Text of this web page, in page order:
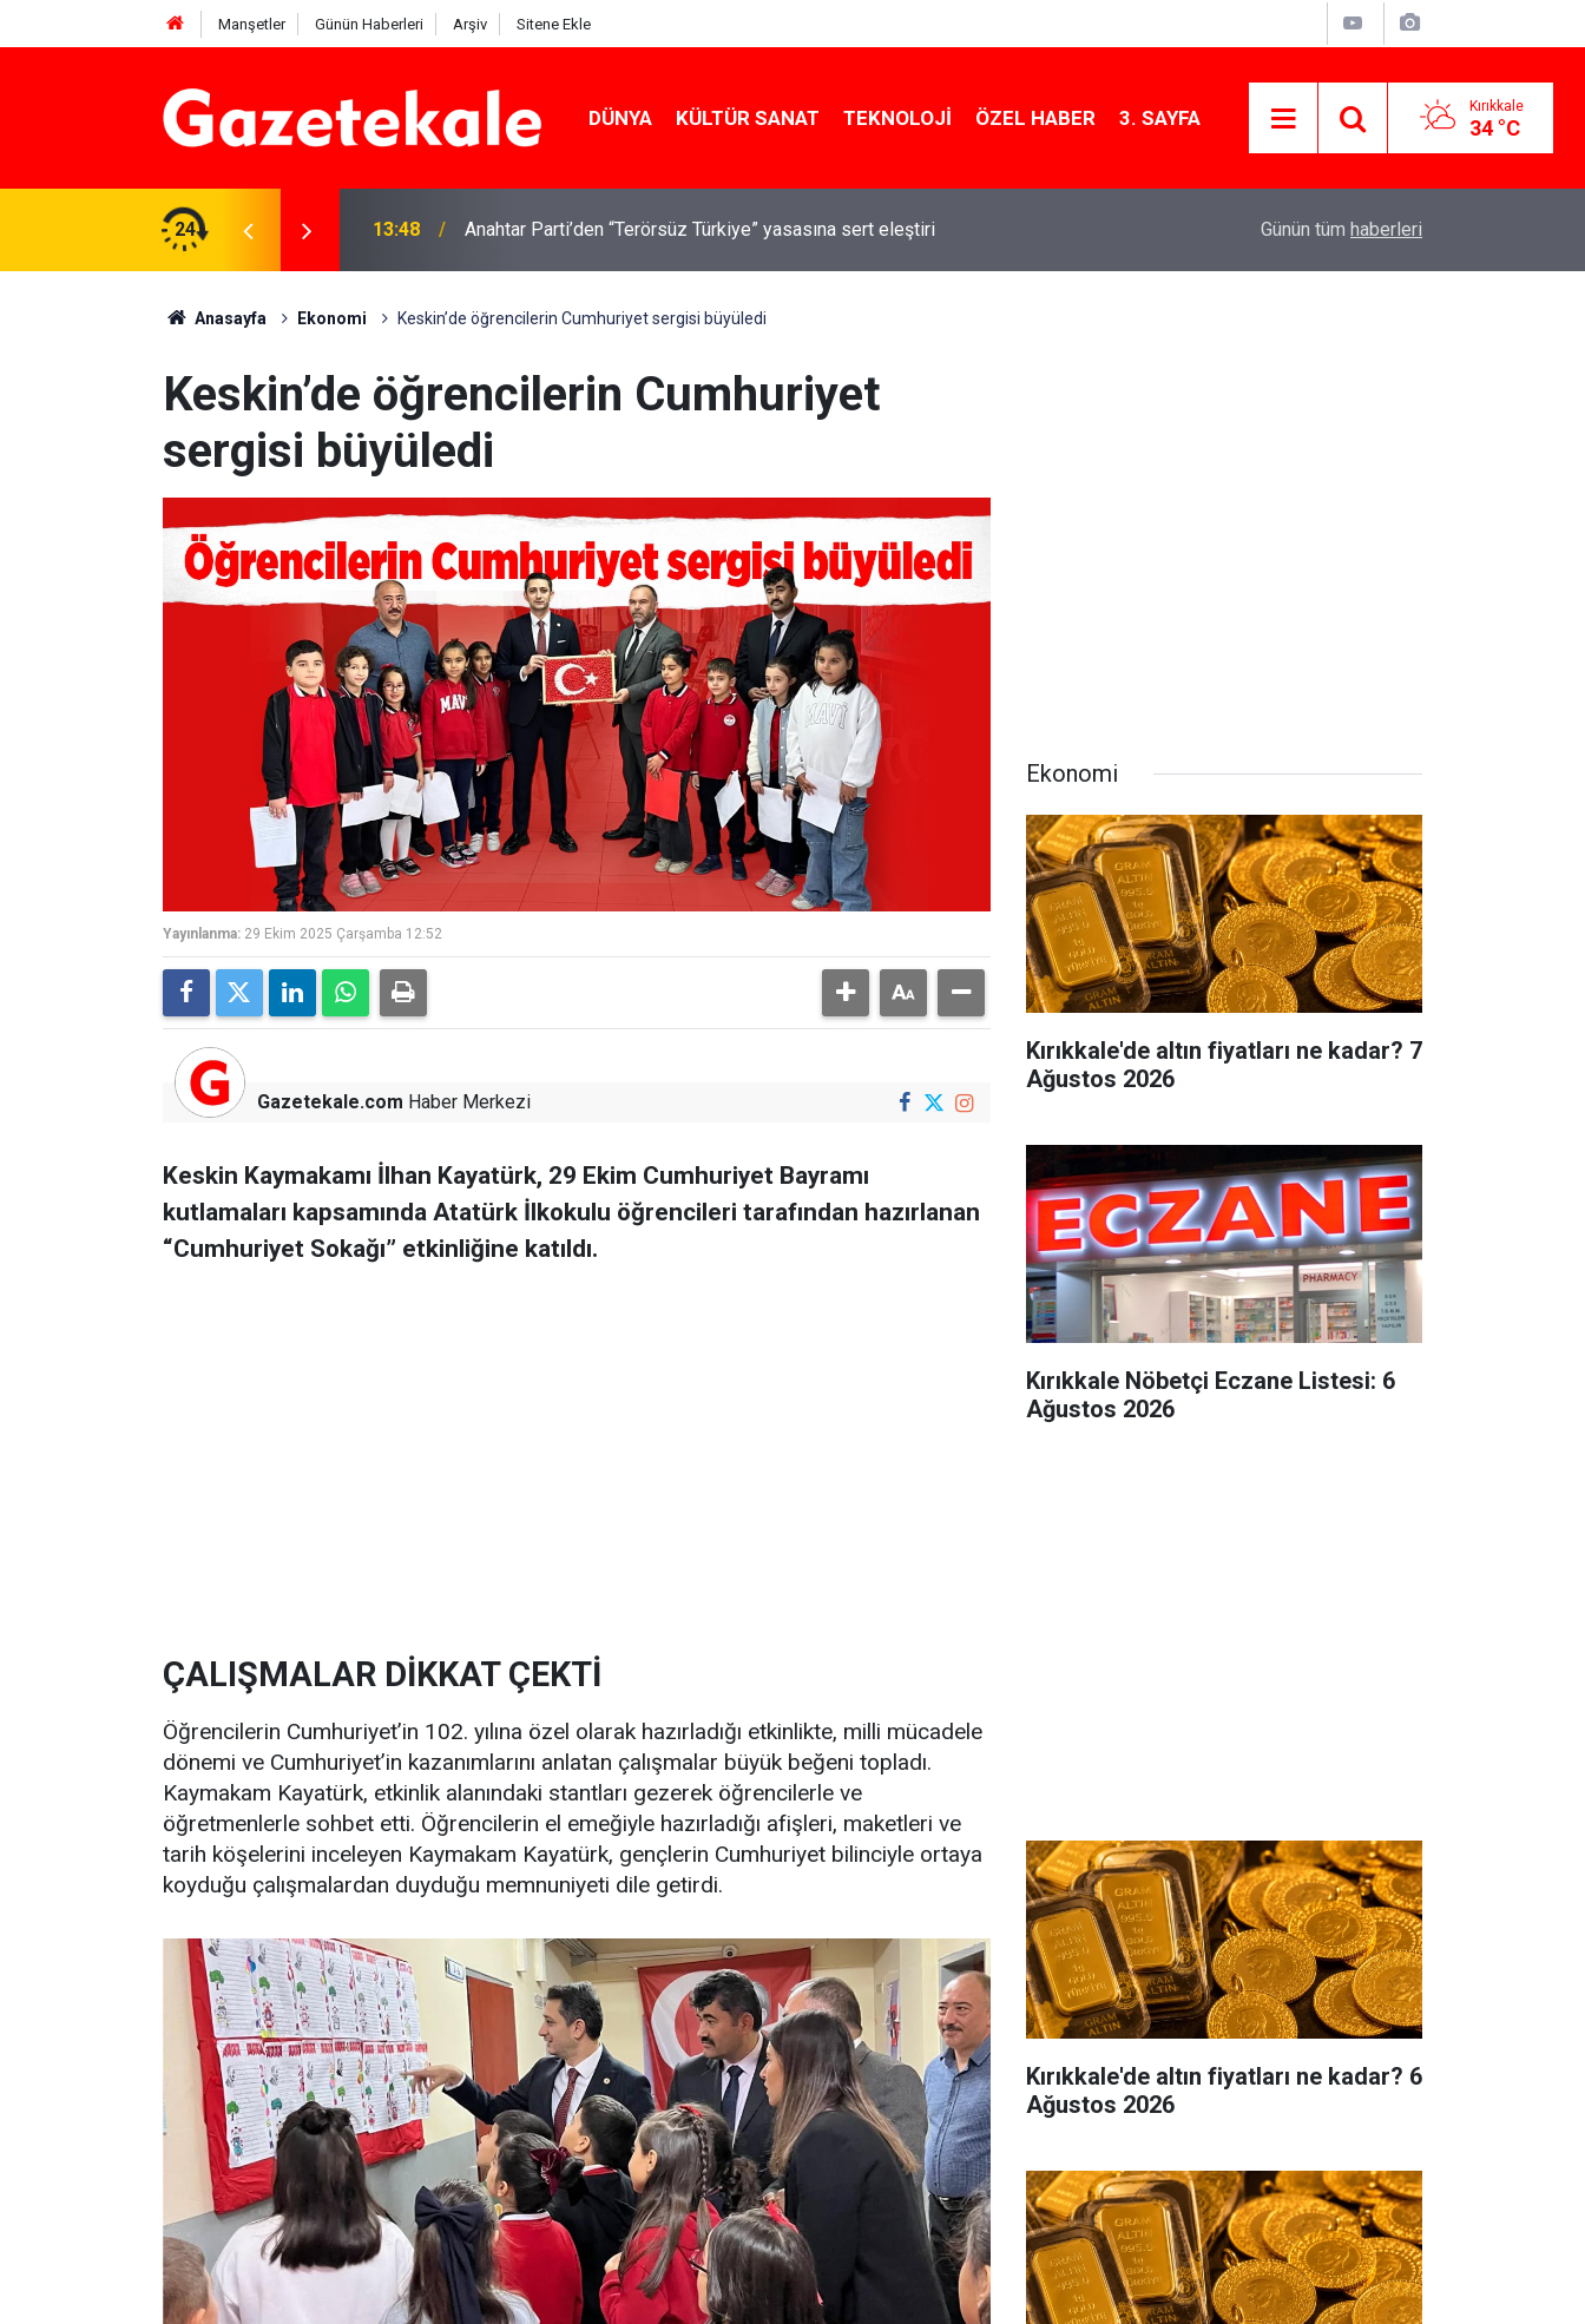
Manşetler Günün Haberleri Arşiv Sitene Ekle
DÜNYA KÜLTÜR SANAT TEKNOLOJI ÖZEL HABER 3. SAYFA Kırıkkale
34 °C
24
Beyaz Listeden aday 13:48 Anahtar Parti’den “Terörsüz Türkiye” yasasına sert eleştiri Kırıkkale’de hayvan hastalıklarına karşı
Günün tüm haberleri
Anasayfa Ekonomi Keskin’de öğrencilerin Cumhuriyet sergisi büyüledi
Keskin’de öğrencilerin Cumhuriyet
sergisi büyüledi
Yayınlanma: 29 Ekim 2025 Çarşamba 12:52
Gazetekale.com Haber Merkezi
Keskin Kaymakamı İlhan Kayatürk, 29 Ekim Cumhuriyet Bayramı
kutlamaları kapsamında Atatürk İlkokulu öğrencileri tarafından hazırlanan
“Cumhuriyet Sokağı” etkinliğine katıldı.
ÇALIŞMALAR DİKKAT ÇEKTİ
Öğrencilerin Cumhuriyet’in 102. yılına özel olarak hazırladığı etkinlikte, milli mücadele
dönemi ve Cumhuriyet’in kazanımlarını anlatan çalışmalar büyük beğeni topladı.
Kaymakam Kayatürk, etkinlik alanındaki stantları gezerek öğrencilerle ve
öğretmenlerle sohbet etti. Öğrencilerin el emeğiyle hazırladığı afişleri, maketleri ve
tarih köşelerini inceleyen Kaymakam Kayatürk, gençlerin Cumhuriyet bilinciyle ortaya
koyduğu çalışmalardan duyduğu memnuniyeti dile getirdi.
Ekonomi
Kırıkkale'de altın fiyatları ne kadar? 7
Ağustos 2026
Kırıkkale Nöbetçi Eczane Listesi: 6
Ağustos 2026
Kırıkkale'de altın fiyatları ne kadar? 6
Ağustos 2026